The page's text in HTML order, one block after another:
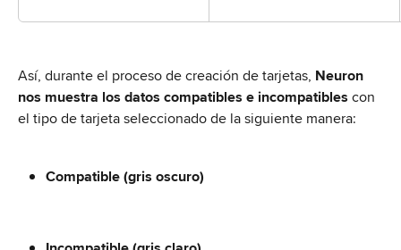
Así, durante el proceso de creación de tarjetas, Neuron
nos muestra los datos compatibles e incompatibles con
el tipo de tarjeta seleccionado de la siguiente manera:
Compatible (gris oscuro)